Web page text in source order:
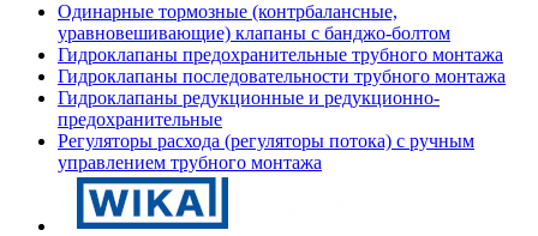
Одинарные тормозные (контрбалансные,
уравновешивающие) клапаны с банджо-болтом
Гидроклапаны предохранительные трубного монтажа
Гидроклапаны последовательности трубного монтажа
Гидроклапаны редукционные и редукционно-
предохранительные
Регуляторы расхода (регуляторы потока) с ручным
управлением трубного монтажа